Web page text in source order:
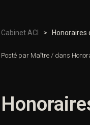
Cabinet ACI > Honoraires
Posté par Maître / dans